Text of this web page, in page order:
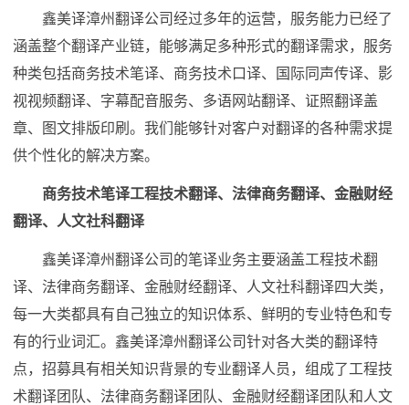
鑫美译漳州翻译公司经过多年的运营，服务能力已经了
涵盖整个翻译产业链，能够满足多种形式的翻译需求，服务
种类包括商务技术笔译、商务技术口译、国际同声传译、影
视视频翻译、字幕配音服务、多语网站翻译、证照翻译盖
章、图文排版印刷。我们能够针对客户对翻译的各种需求提
供个性化的解决方案。
商务技术笔译工程技术翻译、法律商务翻译、金融财经
翻译、人文社科翻译
鑫美译漳州翻译公司的笔译业务主要涵盖工程技术翻
译、法律商务翻译、金融财经翻译、人文社科翻译四大类，
每一大类都具有自己独立的知识体系、鲜明的专业特色和专
有的行业词汇。鑫美译漳州翻译公司针对各大类的翻译特
点，招募具有相关知识背景的专业翻译人员，组成了工程技
术翻译团队、法律商务翻译团队、金融财经翻译团队和人文